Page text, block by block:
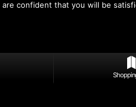
are confident that you will be